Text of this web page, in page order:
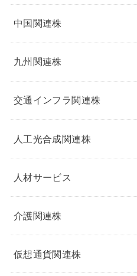
中国関連株
九州関連株
交通インフラ関連株
人工光合成関連株
人材サービス
介護関連株
仮想通貨関連株